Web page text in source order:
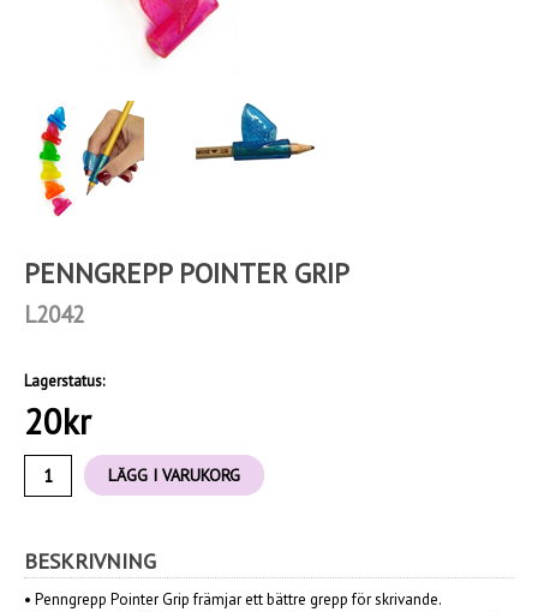
PENNGREPP POINTER GRIP
L2042
Lagerstatus:
20kr
LÄGG I VARUKORG
BESKRIVNING
• Penngrepp Pointer Grip främjar ett bättre grepp för skrivande.